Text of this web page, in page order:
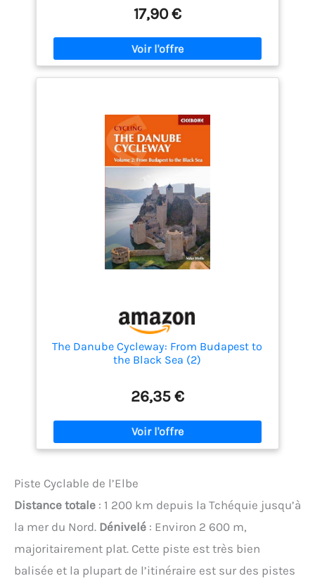
17,90 €
The Danube Cycleway: From Budapest to
the Black Sea (2)
26,35 €
Piste Cyclable de l’Elbe
Distance totale : 1 200 km depuis la Tchéquie jusqu’à
la mer du Nord. Dénivelé : Environ 2 600 m,
majoritairement plat. Cette piste est très bien
balisée et la plupart de l’itinéraire est sur des pistes